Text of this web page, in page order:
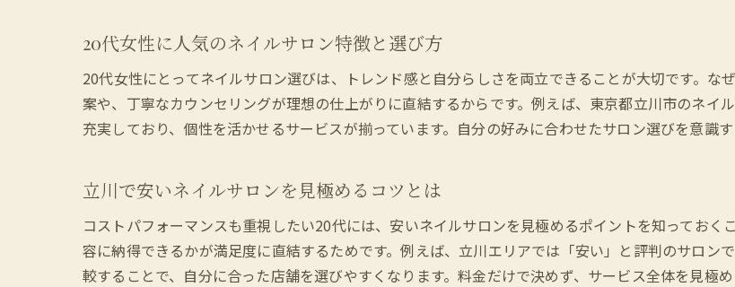
安いだけじゃないネイルサロン選びのコ
パラジェル対応の立川ネイルサロン事情
立川で評判のネイルサロン最新トレンド
ネイルサロンのサービス内容を徹底解説
立川のネイルサロンで得られる癒しの時
20代女性に人気のネイルサロン特徴と選び方
20代女性にとってネイルサロン選びは、トレンド感と自分らしさを両立できることが大切です。
案や、丁寧なカウンセリングが理想の仕上がりに直結するからです。例えば、東京都立川市のネイ
充実しており、個性を活かせるサービスが揃っています。自分の好みに合わせたサロン選びを意識
立川で安いネイルサロンを見極めるコツとは
コストパフォーマンスも重視したい20代には、安いネイルサロンを見極めるポイントを知ってお
容に納得できるかが満足度に直結するためです。例えば、立川エリアでは「安い」と評判のサロン
較することで、自分に合った店舗を選びやすくなります。料金だけで決めず、サービス全体を見極め